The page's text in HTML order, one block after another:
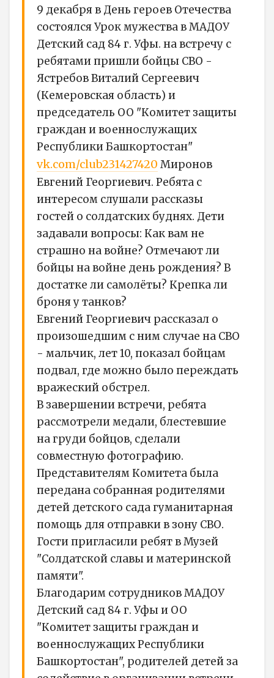
9 декабря в День героев Отечества
состоялся Урок мужества в МАДОУ
Детский сад 84 г. Уфы. на встречу с
ребятами пришли бойцы СВО -
Ястребов Виталий Сергеевич
(Кемеровская область) и
председатель ОО "Комитет защиты
граждан и военнослужащих
Республики Башкортостан"
vk.com/club231427420 Миронов
Евгений Георгиевич. Ребята с
интересом слушали рассказы
гостей о солдатских буднях. Дети
задавали вопросы: Как вам не
страшно на войне? Отмечают ли
бойцы на войне день рождения? В
достатке ли самолёты? Крепка ли
броня у танков?
Евгений Георгиевич рассказал о
произошедшим с ним случае на СВО
- мальчик, лет 10, показал бойцам
подвал, где можно было переждать
вражеский обстрел.
В завершении встречи, ребята
рассмотрели медали, блестевшие
на груди бойцов, сделали
совместную фотографию.
Представителям Комитета была
передана собранная родителями
детей детского сада гуманитарная
помощь для отправки в зону СВО.
Гости пригласили ребят в Музей
"Солдатской славы и материнской
памяти".
Благодарим сотрудников МАДОУ
Детский сад 84 г. Уфы и ОО
"Комитет защиты граждан и
военнослужащих Республики
Башкортостан", родителей детей за